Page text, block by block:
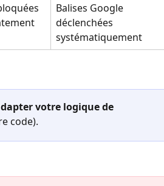
Balises Google
déclenchées
systématiquement
votre logique de
code).